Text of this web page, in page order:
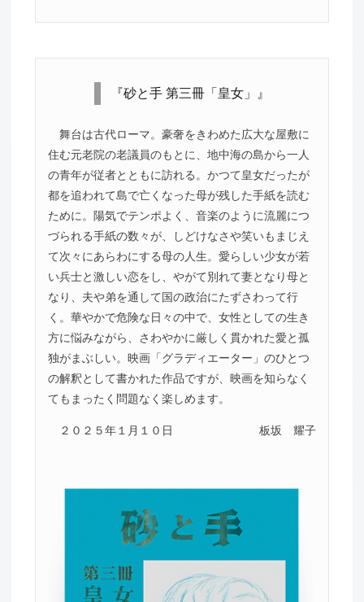
『砂と手 第三冊「皇女」』
舞台は古代ローマ。豪奢をきわめた広大な屋敷に
住む元老院の老議員のもとに、地中海の島から一人
の青年が従者とともに訪れる。かつて皇女だったが
都を追われて島で亡くなった母が残した手紙を読む
ために。陽気でテンポよく、音楽のように流麗につ
づられる手紙の数々が、しどけなさや笑いもまじえ
て次々にあらわにする母の人生。愛らしい少女が若
い兵士と激しい恋をし、やがて別れて妻となり母と
なり、夫や弟を通して国の政治にたずさわって行
く。華やかで危険な日々の中で、女性としての生き
方に悩みながら、さわやかに厳しく貫かれた愛と孤
独がまぶしい。映画「グラディエーター」のひとつ
の解釈として書かれた作品ですが、映画を知らなく
てもまったく問題なく楽しめます。
２０２５年１月１０日 板坂 耀子